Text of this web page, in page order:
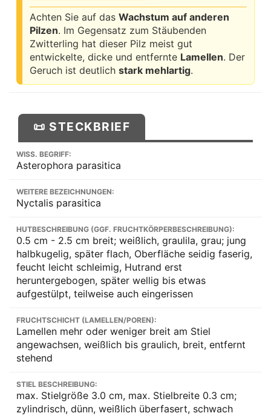
Achten Sie auf das Wachstum auf anderen
Pilzen. Im Gegensatz zum Stäubenden
Zwitterling hat dieser Pilz meist gut
entwickelte, dicke und entfernte Lamellen. Der
Geruch ist deutlich stark mehlartig.
📜 STECKBRIEF
WISS. BEGRIFF:
Asterophora parasitica
WEITERE BEZEICHNUNGEN:
Nyctalis parasitica
HUTBESCHREIBUNG (GGF. FRUCHTKÖRPERBESCHREIBUNG):
0.5 cm - 2.5 cm breit; weißlich, graulila, grau; jung
halbkugelig, später flach, Oberfläche seidig faserig,
feucht leicht schleimig, Hutrand erst
heruntergebogen, später wellig bis etwas
aufgestülpt, teilweise auch eingerissen
FRUCHTSCHICHT (LAMELLEN/POREN):
Lamellen mehr oder weniger breit am Stiel
angewachsen, weißlich bis graulich, breit, entfernt
stehend
STIEL BESCHREIBUNG:
max. Stielgröße 3.0 cm, max. Stielbreite 0.3 cm;
zylindrisch, dünn, weißlich überfasert, schwach